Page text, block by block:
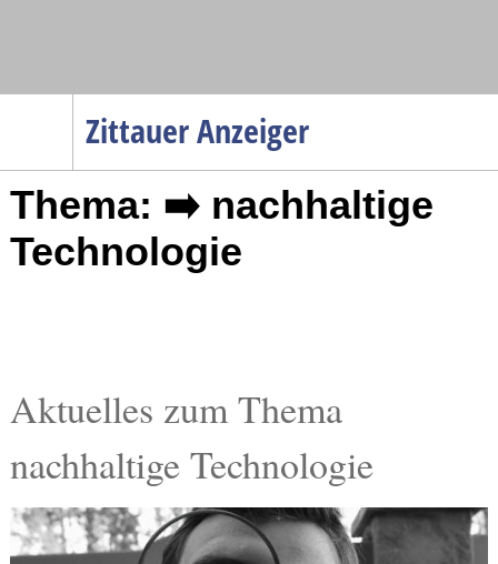
Zittauer Anzeiger
Menüpunkte
Startseite
Gesellschaft
Gesundheit
Kultur
Termine
Thema: ➡️ nachhaltige
Technologie
Aktuelles zum Thema
nachhaltige Technologie